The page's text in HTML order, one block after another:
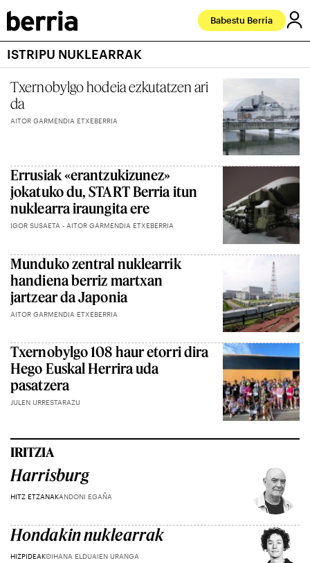
Babestu Berria
ISTRIPU NUKLEARRAK
Txernobylgo hodeia ezkutatzen ari
da
AITOR GARMENDIA ETXEBERRIA
Errusiak «erantzukizunez»
jokatuko du, START Berria itun
nuklearra iraungita ere
IGOR SUSAETA - AITOR GARMENDIA ETXEBERRIA
Munduko zentral nuklearrik
handiena berriz martxan
jartzear da Japonia
AITOR GARMENDIA ETXEBERRIA
Txernobylgo 108 haur etorri dira
Hego Euskal Herrira uda
pasatzera
JULEN URRESTARAZU
IRITZIA
Harrisburg
HITZ ETZANAKANDONI EGAÑA
Hondakin nuklearrak
HIZPIDEAKOIHANA ELDUAIEN URANGA